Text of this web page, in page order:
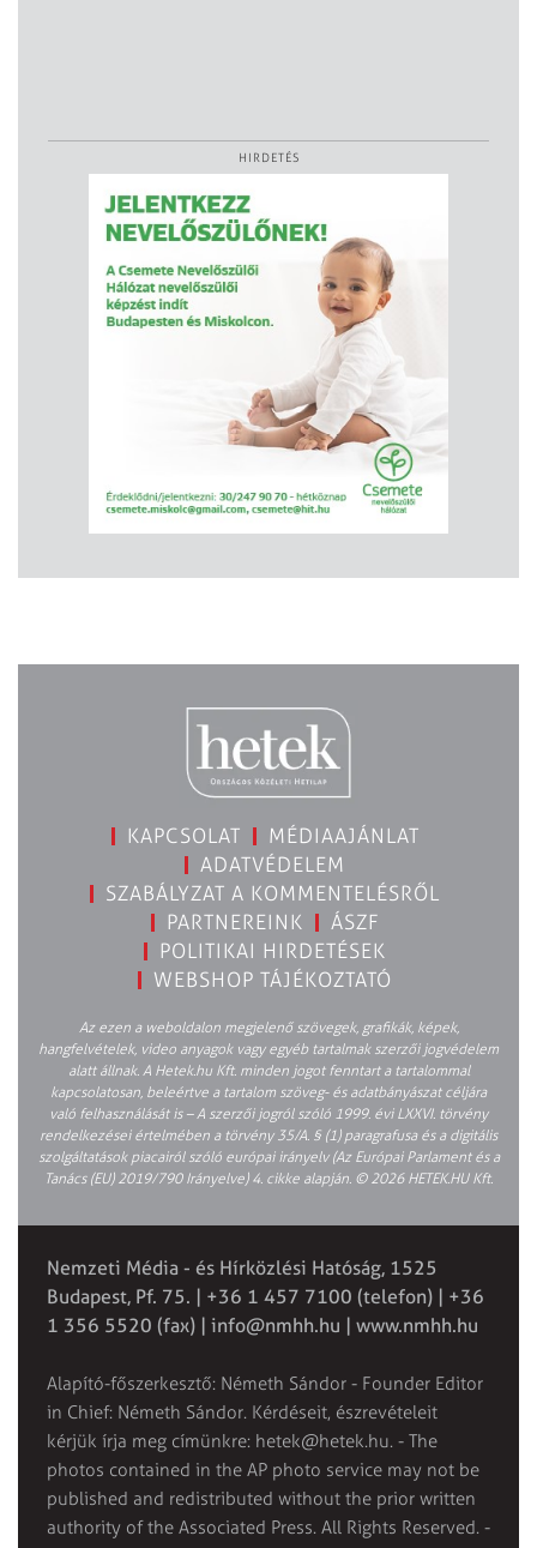
HIRDETÉS
KAPCSOLAT
MÉDIAAJÁNLAT
ADATVÉDELEM
SZABÁLYZAT A KOMMENTELÉSRŐL
PARTNEREINK
ÁSZF
POLITIKAI HIRDETÉSEK
WEBSHOP TÁJÉKOZTATÓ
Az ezen a weboldalon megjelenő szövegek, grafikák, képek,
hangfelvételek, video anyagok vagy egyéb tartalmak szerzői jogvédelem
alatt állnak. A Hetek.hu Kft. minden jogot fenntart a tartalommal
kapcsolatosan, beleértve a tartalom szöveg- és adatbányászat céljára
való felhasználását is – A szerzői jogról szóló 1999. évi LXXVI. törvény
rendelkezései értelmében a törvény 35/A. § (1) paragrafusa és a digitális
szolgáltatások piacairól szóló európai irányelv (Az Európai Parlament és a
Tanács (EU) 2019/790 Irányelve) 4. cikke alapján. © 2026 HETEK.HU Kft.
Nemzeti Média - és Hírközlési Hatóság, 1525
Budapest, Pf. 75. | +36 1 457 7100 (telefon) | +36
1 356 5520 (fax) | info@nmhh.hu | www.nmhh.hu
Alapító-főszerkesztő: Németh Sándor - Founder Editor
in Chief: Németh Sándor. Kérdéseit, észrevételeit
kérjük írja meg címünkre: hetek@hetek.hu. - The
photos contained in the AP photo service may not be
published and redistributed without the prior written
authority of the Associated Press. All Rights Reserved. -